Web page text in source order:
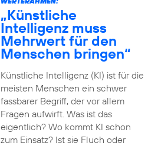
„Künstliche
Intelligenz muss
Mehrwert für den
Menschen bringen“
Künstliche Intelligenz (KI) ist für die
meisten Menschen ein schwer
fassbarer Begriff, der vor allem
Fragen aufwirft. Was ist das
eigentlich? Wo kommt KI schon
zum Einsatz? Ist sie Fluch oder